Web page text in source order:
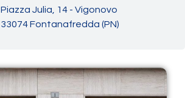
Piazza Julia, 14 - Vigonovo
33074 Fontanafredda (PN)